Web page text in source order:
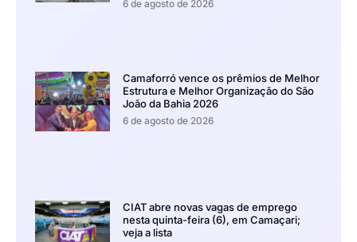
6 de agosto de 2026
Camaforró vence os prêmios de Melhor
Estrutura e Melhor Organização do São
João da Bahia 2026
6 de agosto de 2026
CIAT abre novas vagas de emprego
nesta quinta-feira (6), em Camaçari;
veja a lista